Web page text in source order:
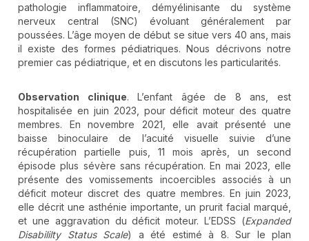
pathologie inflammatoire, démyélinisante du système
nerveux central (SNC) évoluant généralement par
poussées. L’âge moyen de début se situe vers 40 ans, mais
il existe des formes pédiatriques. Nous décrivons notre
premier cas pédiatrique, et en discutons les particularités.
Observation clinique. L’enfant âgée de 8 ans, est
hospitalisée en juin 2023, pour déficit moteur des quatre
membres. En novembre 2021, elle avait présenté une
baisse binoculaire de l’acuité visuelle suivie d’une
récupération partielle puis, 11 mois après, un second
épisode plus sévère sans récupération. En mai 2023, elle
présente des vomissements incoercibles associés à un
déficit moteur discret des quatre membres. En juin 2023,
elle décrit une asthénie importante, un prurit facial marqué,
et une aggravation du déficit moteur. L’EDSS (Expanded
Disabililty Status Scale) a été estimé à 8. Sur le plan